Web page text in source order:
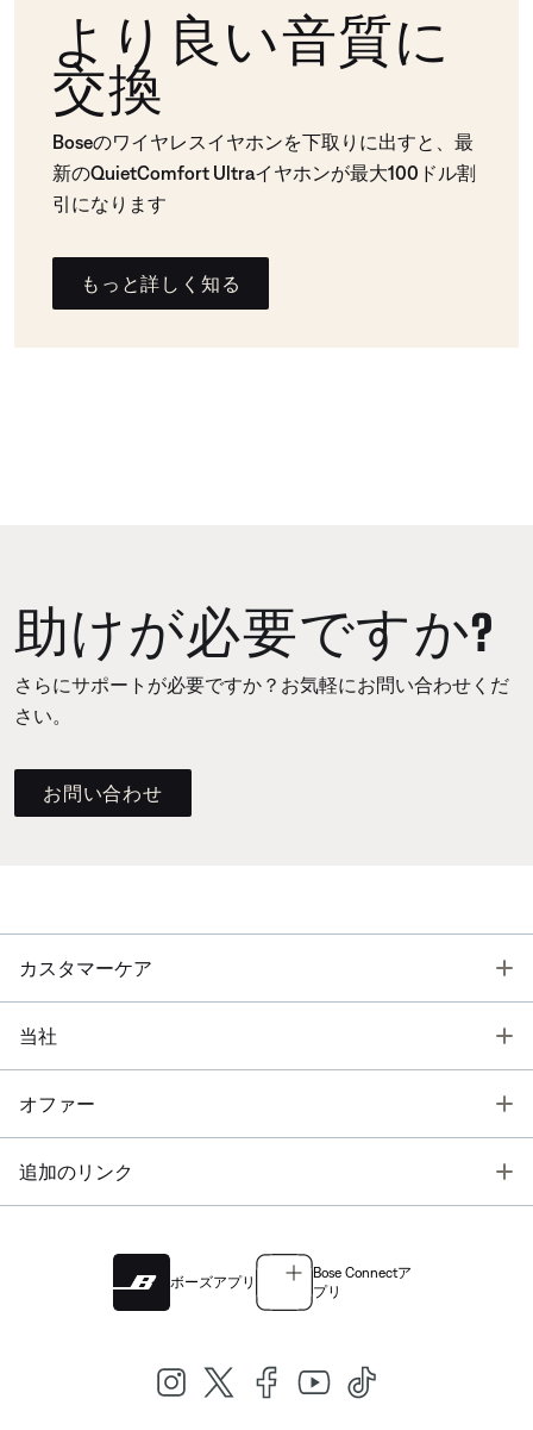
より良い音質に
交換
Boseのワイヤレスイヤホンを下取りに出すと、最
新のQuietComfort Ultraイヤホンが最大100ドル割
引になります
もっと詳しく知る
助けが必要ですか?
さらにサポートが必要ですか？お気軽にお問い合わせくだ
さい。
お問い合わせ
カスタマーケア
当社
オファー
追加のリンク
ボーズアプリ
Bose Connectア
プリ